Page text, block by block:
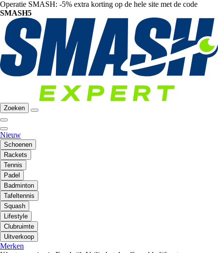
Operatie SMASH: -5% extra korting op de hele site met de code
SMASH5
Zoeken
Nieuw
Schoenen
Rackets
Tennis
Padel
Badminton
Tafeltennis
Squash
Lifestyle
Clubruimte
Uitverkoop
Merken